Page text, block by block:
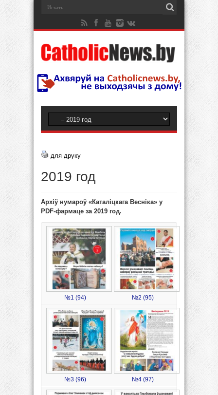
для друку
2019 год
Архіў нумароў «Каталіцкага Весніка» у
PDF-фармаце за 2019 год.
№1 (94) №2 (95)
№3 (96) №4 (97)